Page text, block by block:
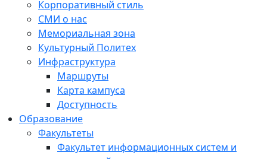
Корпоративный стиль
СМИ о нас
Мемориальная зона
Культурный Политех
Инфраструктура
Маршруты
Карта кампуса
Доступность
Образование
Факультеты
Факультет информационных систем и